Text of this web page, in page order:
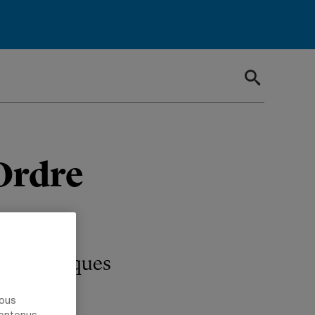
biologiques